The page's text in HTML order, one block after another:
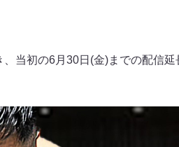
当初の6月30日(金)までの配信延